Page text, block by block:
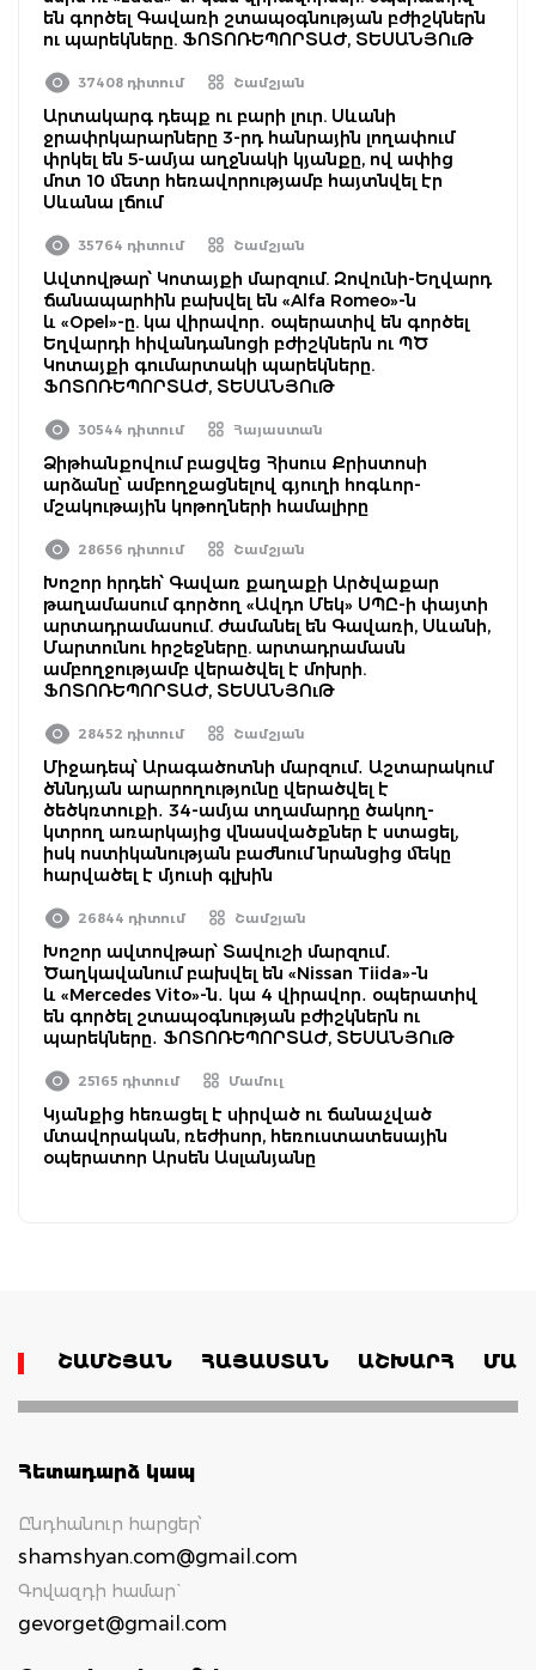
են գործել Գավառի շտապօգնության բժիշկներն
ու պարեկները. ՖՈՏՈՌԵՊՈՐՏԱԺ, ՏԵՍԱՆՅՈւԹ
37408 դիտում Շամշյան
Արտակարգ դեպք ու բարի լուր. Սևանի
ջրափրկարարները 3-րդ հանրային լողափում
փրկել են 5-ամյա աղջնակի կյանքը, ով ափից
մոտ 10 մետր հեռավորությամբ հայտնվել էր
Սևանա լճում
35764 դիտում Շամշյան
Ավտովթար՝ Կոտայքի մարզում. Զովունի-Եղվարդ
ճանապարհին բախվել են «Alfa Romeo»-ն
և «Opel»-ը. կա վիրավոր․ օպերատիվ են գործել
Եղվարդի հիվանդանոցի բժիշկներն ու ՊԾ
Կոտայքի գումարտակի պարեկները.
ՖՈՏՈՌԵՊՈՐՏԱԺ, ՏԵՍԱՆՅՈւԹ
30544 դիտում Հայաստան
Ձիթհանքովում բացվեց Հիսուս Քրիստոսի
արձանը՝ ամբողջացնելով գյուղի հոգևոր-
մշակութային կոթողների համալիրը
28656 դիտում Շամշյան
Խոշոր հրդեհ՝ Գավառ քաղաքի Արծվաքար
թաղամասում գործող «Ավդո Մեկ» ՍՊԸ-ի փայտի
արտադրամասում. ժամանել են Գավառի, Սևանի,
Մարտունու հրշեջները. արտադրամասն
ամբողջությամբ վերածվել է մոխրի.
ՖՈՏՈՌԵՊՈՐՏԱԺ, ՏԵՍԱՆՅՈւԹ
28452 դիտում Շամշյան
Միջադեպ՝ Արագածոտնի մարզում․ Աշտարակում
ծննդյան արարողությունը վերածվել է
ծեծկռտուքի․ 34-ամյա տղամարդը ծակող-
կտրող առարկայից վնասվածքներ է ստացել,
իսկ ոստիկանության բաժնում նրանցից մեկը
հարվածել է մյուսի գլխին
26844 դիտում Շամշյան
Խոշոր ավտովթար՝ Տավուշի մարզում․
Ծաղկավանում բախվել են «Nissan Tiida»-ն
և «Mercedes Vito»-ն․ կա 4 վիրավոր․ օպերատիվ
են գործել շտապօգնության բժիշկներն ու
պարեկները․ ՖՈՏՈՌԵՊՈՐՏԱԺ, ՏԵՍԱՆՅՈւԹ
25165 դիտում Մամուլ
Կյանքից հեռացել է սիրված ու ճանաչված
մտավորական, ռեժիսոր, հեռուստատեսային
օպերատոր Արսեն Ասլանյանը
ՇԱՄՇՅԱՆ ՀԱՅԱՍՏԱՆ ԱՇԽԱՐՀ
Հետադարձ կապ
Ընդհանուր հարցեր՝
shamshyan.com@gmail.com
Գովազդի համար`
gevorget@gmail.com